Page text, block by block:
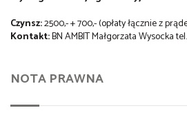
Czynsz:2500,- + 700,- (opłaty łącznie z
Kontakt:BN AMBIT Małgorzata Wysocka
NOTA PRAWNA